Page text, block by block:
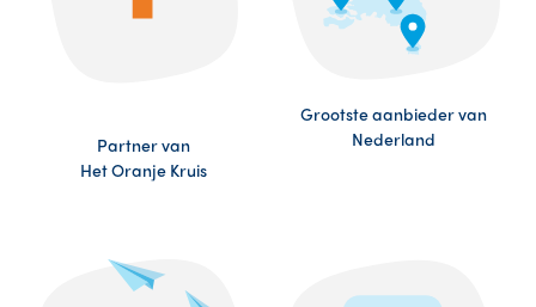
Partner van
Het Oranje Kruis
Grootste aanbieder van
Nederland